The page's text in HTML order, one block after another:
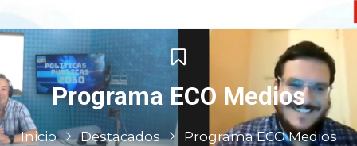
Programa ECO Medios
Inicio Destacados Programa ECO Medios